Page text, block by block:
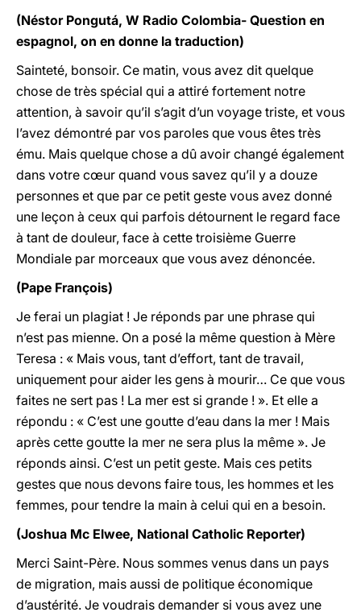
(Néstor Pongutá, W Radio Colombia- Question en
espagnol, on en donne la traduction)
Sainteté, bonsoir. Ce matin, vous avez dit quelque
chose de très spécial qui a attiré fortement notre
attention, à savoir qu’il s’agit d’un voyage triste, et vous
l’avez démontré par vos paroles que vous êtes très
ému. Mais quelque chose a dû avoir changé également
dans votre cœur quand vous savez qu’il y a douze
personnes et que par ce petit geste vous avez donné
une leçon à ceux qui parfois détournent le regard face
à tant de douleur, face à cette troisième Guerre
Mondiale par morceaux que vous avez dénoncée.
(Pape François)
Je ferai un plagiat ! Je réponds par une phrase qui
n’est pas mienne. On a posé la même question à Mère
Teresa : « Mais vous, tant d’effort, tant de travail,
uniquement pour aider les gens à mourir… Ce que vous
faites ne sert pas ! La mer est si grande ! ». Et elle a
répondu : « C’est une goutte d’eau dans la mer ! Mais
après cette goutte la mer ne sera plus la même ». Je
réponds ainsi. C’est un petit geste. Mais ces petits
gestes que nous devons faire tous, les hommes et les
femmes, pour tendre la main à celui qui en a besoin.
(Joshua Mc Elwee, National Catholic Reporter)
Merci Saint-Père. Nous sommes venus dans un pays
de migration, mais aussi de politique économique
d’austérité. Je voudrais demander si vous avez une